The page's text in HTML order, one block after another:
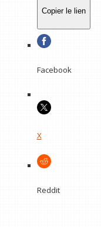
Copier le lien
Facebook
X
Reddit